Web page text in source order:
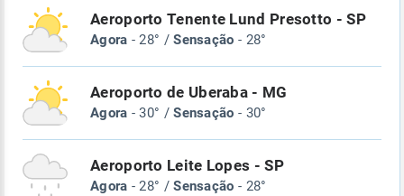
Aeroporto Tenente Lund Presotto - SP
Agora - 28° /Sensação - 28°
Aeroporto de Uberaba - MG
Agora - 30° /Sensação - 30°
Aeroporto Leite Lopes - SP
Agora - 28° /Sensação - 28°